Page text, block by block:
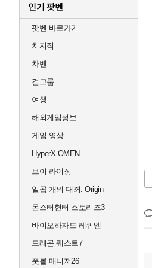
인기 팟벤
팟벤 바로가기
치지직
차벤
걸그룹
여행
해외게임정보
게임 영상
HyperX OMEN
브이 라이징
일곱 개의 대죄: Origin
몬스터헌터 스토리즈3
바이오하자드 레퀴엠
드래곤 퀘스트7
풋볼 매니저26